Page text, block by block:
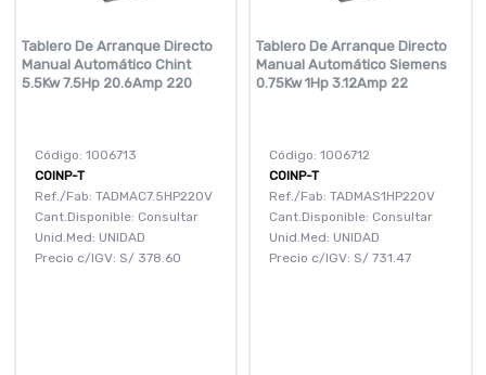
Tablero De Arranque Directo
Manual Automático Chint
5.5Kw 7.5Hp 20.6Amp 220
Código: 1006713
COINP-T
Ref./Fab: TADMAC7.5HP220V
Cant.Disponible: Consultar
Unid.Med: UNIDAD
Precio c/IGV: S/ 378.60
Tablero De Arranque Directo
Manual Automático Siemens
0.75Kw 1Hp 3.12Amp 22
Código: 1006712
COINP-T
Ref./Fab: TADMAS1HP220V
Cant.Disponible: Consultar
Unid.Med: UNIDAD
Precio c/IGV: S/ 731.47